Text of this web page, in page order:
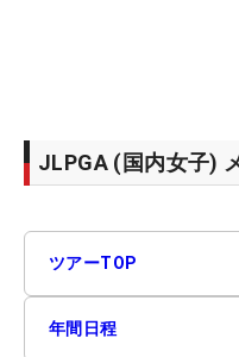
JLPGA (国内女子)
ツアーTOP
年間日程